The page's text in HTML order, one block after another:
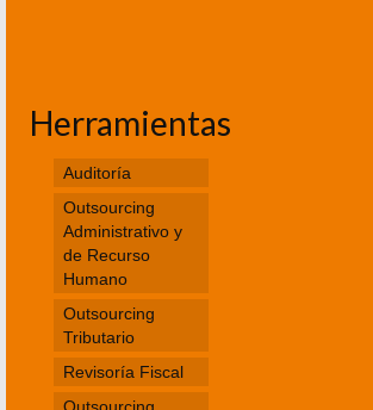
Herramientas
Auditoría
Outsourcing
Administrativo y
de Recurso
Humano
Outsourcing
Tributario
Revisoría Fiscal